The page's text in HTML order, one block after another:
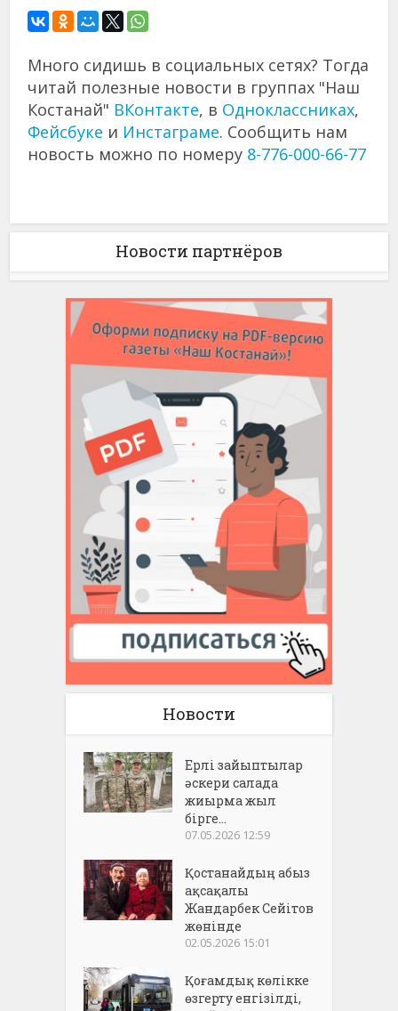
Много сидишь в социальных сетях? Тогда
читай полезные новости в группах "Наш
Костанай" ВКонтакте, в Одноклассниках,
Фейсбуке и Инстаграме. Сообщить нам
новость можно по номеру 8-776-000-66-77
Новости партнёров
Новости
Ерлі зайыптылар
әскери салада
жиырма жыл
бірге...
07.05.2026 12:59
Қостанайдың абыз
ақсақалы
Жандарбек Сейітов
жөнінде
02.05.2026 15:01
Қоғамдық көлікке
өзгерту енгізілді,